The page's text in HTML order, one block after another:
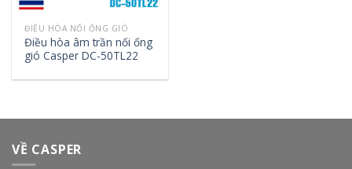
ĐIỀU HÒA NỐI ỐNG GIÓ
Điều hòa âm trần nối ống
gió Casper DC-50TL22
VỀ CASPER